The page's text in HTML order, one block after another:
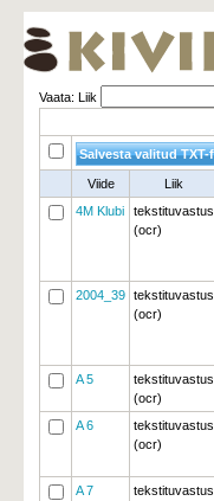
Vaata: Liik
Viide Liik
4M Klubi
tekstituvastus
(ocr)
2004_39 tekstituvastus
(ocr)
A 5
tekstituvastus
(ocr)
A 6
tekstituvastus
(ocr)
A 7
tekstituvastus